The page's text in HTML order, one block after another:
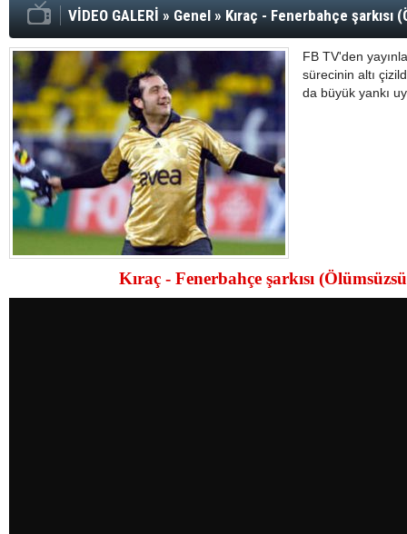
AK Parti
VİDEO GALERİ » Genel » Kıraç - Fenerbahçe
FB TV'den
sürecinin altı
da büyük yankı
Kıraç - Fenerbahçe şarkısı